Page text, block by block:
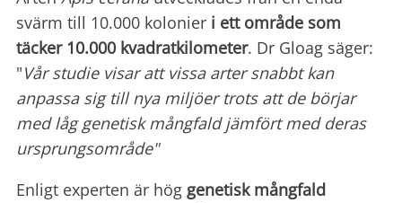
svärm till 10.000 kolonier i ett område som
täcker 10.000 kvadratkilometer. Dr Gloag säger:
"Vår studie visar att vissa arter snabbt kan
anpassa sig till nya miljöer trots att de börjar
med låg genetisk mångfald jämfört med deras
ursprungsområde"
Enligt experten är hög genetisk mångfald